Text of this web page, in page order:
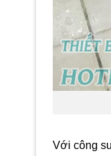
Với công